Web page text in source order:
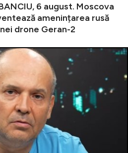
6 august. Moscova
amenințarea rusă
drone Geran-2